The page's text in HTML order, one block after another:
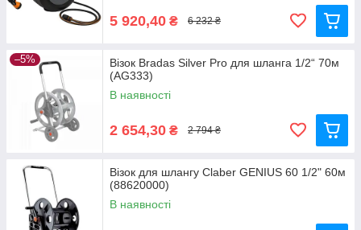
5 920,40 ₴ 6 232 ₴
–5%
Візок Bradas Silver Pro для шланга 1/2“ 70м
(AG333)
В наявності
2 654,30 ₴ 2 794 ₴
Візок для шлангу Claber GENIUS 60 1/2" 60м
(88620000)
В наявності